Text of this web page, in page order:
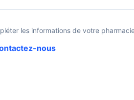
les informations de votre
nous